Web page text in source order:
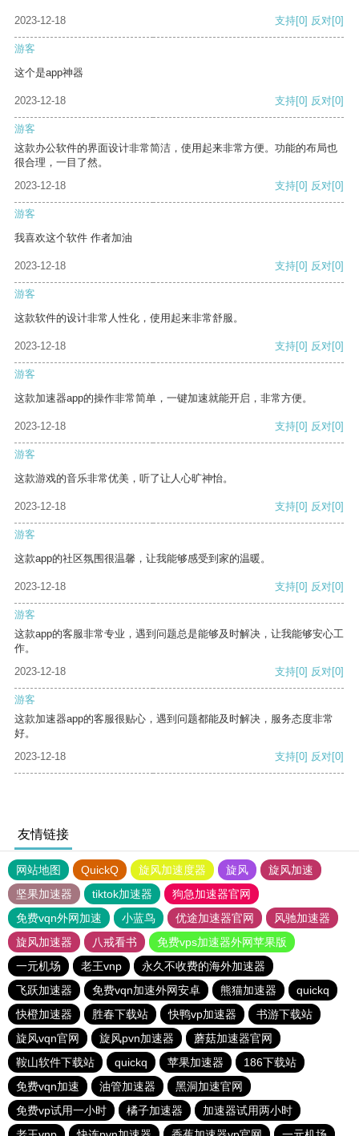
2023-12-18 支持[0] 反对[0]
游客
这个是app神器
2023-12-18 支持[0] 反对[0]
游客
这款办公软件的界面设计非常简洁，使用起来非常方便。功能的布局也
很合理，一目了然。
2023-12-18
支持[0] 反对[0]
游客
我喜欢这个软件 作者加油
2023-12-18 支持[0] 反对[0]
游客
这款软件的设计非常人性化，使用起来非常舒服。
2023-12-18 支持[0] 反对[0]
游客
这款加速器app的操作非常简单，一键加速就能开启，非常方便。
2023-12-18 支持[0] 反对[0]
游客
这款游戏的音乐非常优美，听了让人心旷神怡。
2023-12-18 支持[0] 反对[0]
游客
这款app的社区氛围很温馨，让我能够感受到家的温暖。
2023-12-18 支持[0] 反对[0]
游客
这款app的客服非常专业，遇到问题总是能够及时解决，让我能够安心工
作。
2023-12-18
支持[0] 反对[0]
游客
这款加速器app的客服很贴心，遇到问题都能及时解决，服务态度非常
好。
2023-12-18
支持[0] 反对[0]
友情链接
网站地图 QuickQ 旋风加速度器 旋风
旋风加速
坚果加速器
tiktok加速器
狗急加速器官网
免费vqn外网加速
小蓝鸟 优途加速器官网
风驰加速器
旋风加速器
八戒看书
免费vps加速器外网苹果版
一元机场
老王vnp
永久不收费的海外加速器
飞跃加速器
免费vqn加速外网安卓 熊猫加速器
quickq
快橙加速器
胜春下载站 快鸭vp加速器
书游下载站
旋风vqn官网
旋风pvn加速器
蘑菇加速器官网
鞍山软件下载站
quickq 苹果加速器
186下载站
免费vqn加速
油管加速器
黑洞加速官网
免费vp试用一小时
橘子加速器
加速器试用两小时